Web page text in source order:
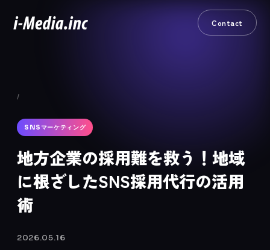
Contact
/
SNSマーケティング
地方企業の採用難を救う！地域
に根ざしたSNS採用代行の活用
術
2026.05.16